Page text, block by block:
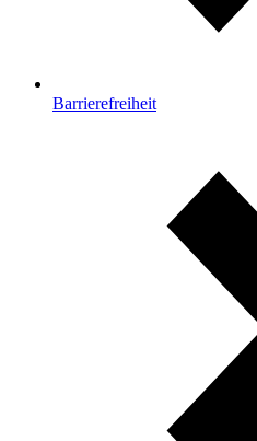
Barrierefreiheit